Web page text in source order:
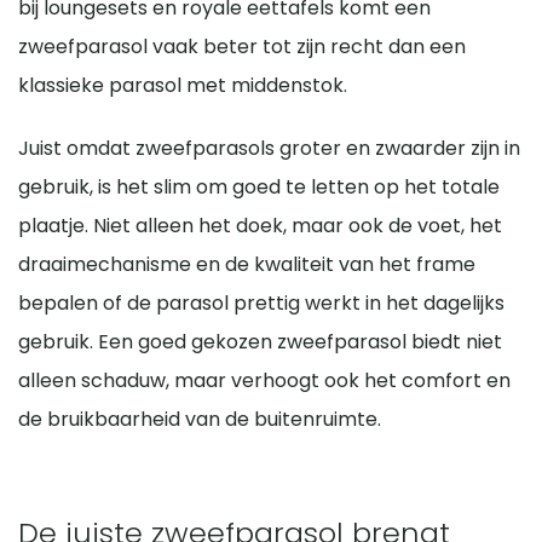
bij loungesets en royale eettafels komt een
zweefparasol vaak beter tot zijn recht dan een
klassieke parasol met middenstok.
Juist omdat zweefparasols groter en zwaarder zijn in
gebruik, is het slim om goed te letten op het totale
plaatje. Niet alleen het doek, maar ook de voet, het
draaimechanisme en de kwaliteit van het frame
bepalen of de parasol prettig werkt in het dagelijks
gebruik. Een goed gekozen zweefparasol biedt niet
alleen schaduw, maar verhoogt ook het comfort en
de bruikbaarheid van de buitenruimte.
De juiste zweefparasol brengt